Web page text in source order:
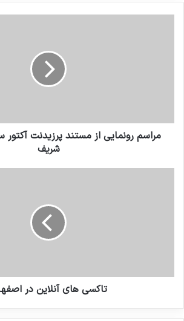
مراسم رونمایی از مستند پرزیدنت آکتور
شریف
تاکسی های آنلاین در